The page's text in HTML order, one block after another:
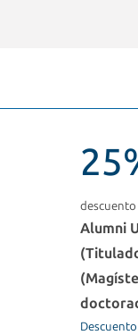
descuento
Alumni